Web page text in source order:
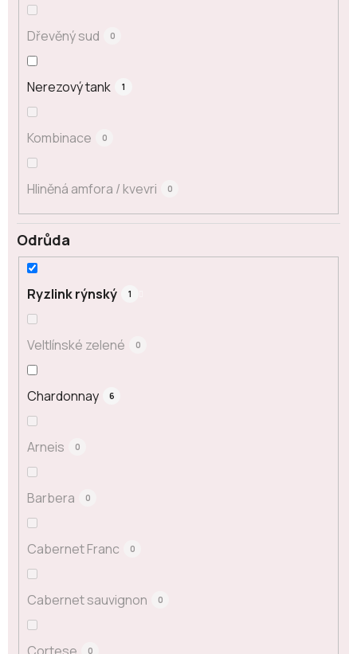
Odrůda
Ryzlink rýnský 1
Veltlínské zelené 0
Chardonnay 6
Arneis 0
Barbera 0
Cabernet Franc 0
Cabernet sauvignon 0
Cortese 0
Dřevěný sud 0
Nerezový tank 1
Kombinace 0
Hliněná amfora / kvevri 0